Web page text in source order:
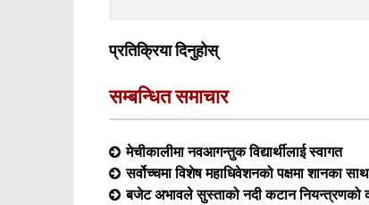
प्रतिक्रिया दिनुहोस्
सम्बन्धित समाचार
मेचीकालीमा नवआगन्तुक विद्यार्थीलाई स्वागत
सर्वोच्चमा विशेष महाधिवेशनको पक्षमा शानका
बजेट अभावले सुस्ताको नदी कटान नियन्त्रणको